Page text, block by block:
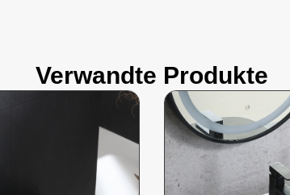
Verwandte Produkte